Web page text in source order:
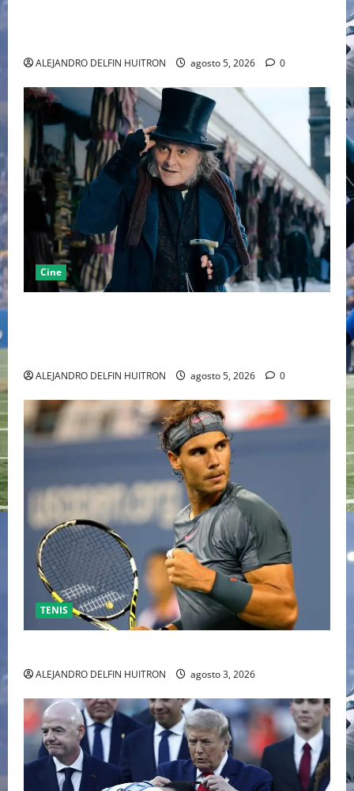
ALEJANDRO DELFIN HUITRON agosto 5, 2026 0
Cine
ALEJANDRO DELFIN HUITRON agosto 5, 2026 0
TENIS
ALEJANDRO DELFIN HUITRON agosto 3, 2026